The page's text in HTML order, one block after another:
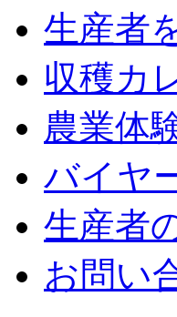
生産者
収穫カ
農業体
バイヤ
生産者
お問い